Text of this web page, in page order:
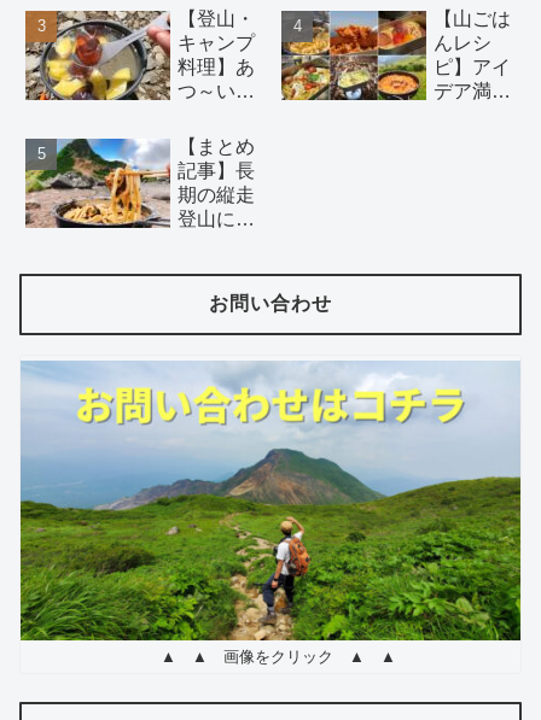
簡単初心
者向け山
ごはんレ
シピ 18
類、鍋、
おつま
み、デザ
ート）
には 100
円均一ア
イテム が
おすす
【登山・
キャンプ
料理】あ
つ～い夏
食べた
い！！冷
たい山ご
はんレシ
【山ごは
んレシ
ピ】アイ
デア満載
【まとめ
記事】長
期の縦走
登山にオ
料で二日
目以降で
もつくれ
る山ごは
んのレシ
ピ 6 選
お問い合わせ
▲ ▲ 画像をクリック ▲ ▲